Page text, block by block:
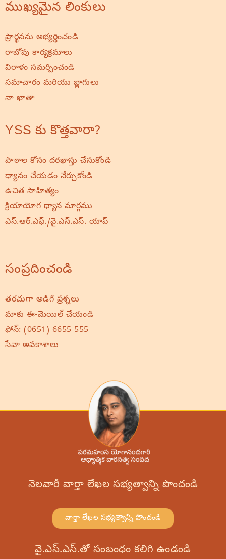
ముఖ్యమైన లింకులు
ప్రార్థనను అభ్యర్థించండి
రాబోవు కార్యక్రమాలు
విరాళం సమర్పించండి
సమాచారం మరియు బ్లాగులు
నా ఖాతా
YSS కు కొత్తవారా?
పాఠాల కోసం దరఖాస్తు చేసుకోండి
ధ్యానం చేయడం నేర్చుకోండి
ఉచిత సాహిత్యం
క్రియాయోగ ధ్యాన మార్గము
ఎస్.ఆర్.ఎఫ్./వై.ఎస్.ఎస్. యాప్
సంప్రదించండి
తరచుగా అడిగే ప్రశ్నలు
మాకు ఈ-మెయిల్ చేయండి
ఫోన్: (0651) 6655 555
సేవా అవకాశాలు
నెలవారీ వార్తా లేఖల సభ్యత్వాన్ని పొందండి
వార్తా లేఖల సభ్యత్వాన్ని పొందండి
వై.ఎస్.ఎస్.తో సంబంధం కలిగి ఉండండి